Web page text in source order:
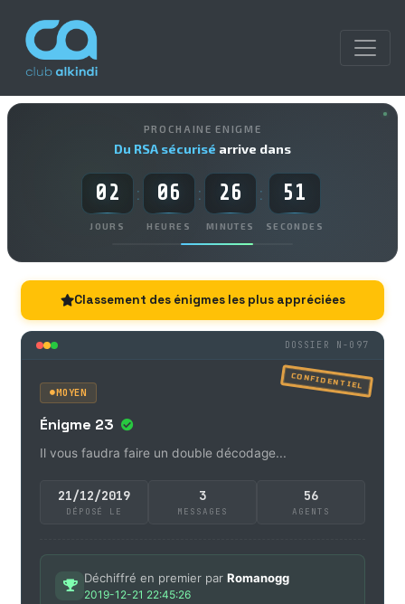
PROCHAINE ENIGME
Du RSA sécurisé arrive dans
02
JOURS
: 06
HEURES
: 26
MINUTES
: 50
SECONDES
Classement des énigmes les plus appréciées
DOSSIER N-097
CONFIDENTIEL
MOYEN
Énigme 23
Il vous faudra faire un double décodage...
21/12/2019
DÉPOSÉ LE
3
MESSAGES
56
AGENTS
Déchiffré en premier par Romanogg
2019-12-21 22:45:26